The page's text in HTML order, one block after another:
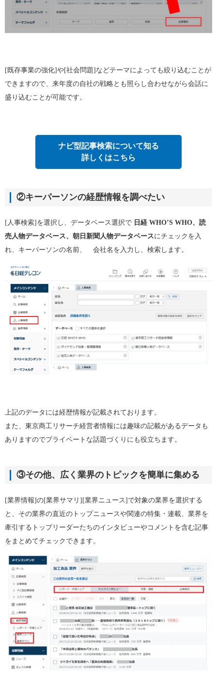
[既存事業の強化]や[社会問題]などテーマによっても絞り込むことが
できますので、来年度の自社の戦略とも照らし合わせながら会話に
盛り込むことが可能です。
ナビ型記事検索について知る
詳しくはこちら
②キーパーソンの経歴情報を調べたい
[人事検索]を選択し、データベース選択で 日経 WHO’S WHO、読
売人物データベース、朝日新聞人物データベースにチェックを入
れ、キーパーソンの名前、 会社名を入力し、検索します。
上記のデータには経歴情報が記載されております。
また、東京商工リサーチ経営者情報には趣味の記載があるデータも
ありますのでプライベートな話題づくりにも役立ちます。
③その他、広く業界のトピックを簡単に集める
[業界情報]の[業界サマリ][業界ニュース]で対象の業界を選択する
と、その業界の直近のトップニュースや関連の特集・連載、業界を
牽引するトップリーダーたちのインタビューやコメントを含む記事
をまとめてチェックできます。